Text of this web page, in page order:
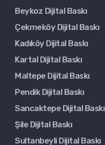
Beykoz Dijital Baskı
Çekmeköy Dijital Baskı
Kadıköy Dijital Baskı
Kartal Dijital Baskı
Maltepe Dijital Baskı
Pendik Dijital Baskı
Sancaktepe Dijital Baskı
Şile Dijital Baskı
Sultanbeyli Dijital Baskı